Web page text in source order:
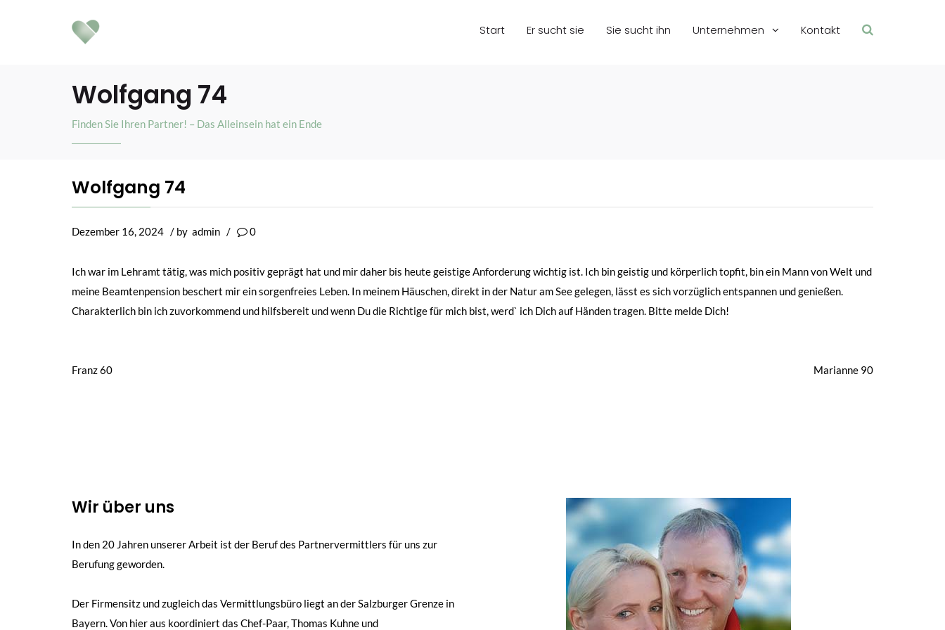
Start Er sucht sie Sie sucht ihn Unternehmen Kontakt
Wolfgang 74
Finden Sie Ihren Partner! – Das Alleinsein hat ein Ende
Wolfgang 74
Dezember 16, 2024 / by admin / 0
Ich war im Lehramt tätig, was mich positiv geprägt hat und mir daher bis heute geistige Anforderung wichtig ist. Ich bin geistig und körperlich topfit, bin ein Mann von Welt und
meine Beamtenpension beschert mir ein sorgenfreies Leben. In meinem Häuschen, direkt in der Natur am See gelegen, lässt es sich vorzüglich entspannen und genießen.
Charakterlich bin ich zuvorkommend und hilfsbereit und wenn Du die Richtige für mich bist, werd` ich Dich auf Händen tragen. Bitte melde Dich!
Beitragsnavigation
Franz 60 Marianne 90
Wir über uns
In den 20 Jahren unserer Arbeit ist der Beruf des Partnervermittlers für uns zur
Berufung geworden.
Der Firmensitz und zugleich das Vermittlungsbüro liegt an der Salzburger Grenze in
Bayern. Von hier aus koordiniert das Chef-Paar, Thomas Kuhne und